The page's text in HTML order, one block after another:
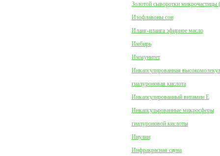
Золотой сыворотки микрочастицы
Изофлавоны сои
Иланг-иланга эфирное масло
Имбирь
Иммунитет
Инкапсулированная
гиалуроновая кислота
Инкапсулированный витамин Е
Инкапсульрованные микросферы
гиалуроновой кислоты
Инулин
Инфракрасная сауна